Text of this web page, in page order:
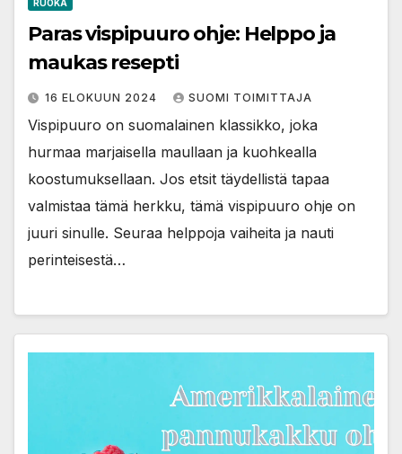
RUOKA
Paras vispipuuro ohje: Helppo ja
maukas resepti
16 ELOKUUN 2024 SUOMI TOIMITTAJA
Vispipuuro on suomalainen klassikko, joka
hurmaa marjaisella maullaan ja kuohkealla
koostumuksellaan. Jos etsit täydellistä tapaa
valmistaa tämä herkku, tämä vispipuuro ohje on
juuri sinulle. Seuraa helppoja vaiheita ja nauti
perinteisestä…